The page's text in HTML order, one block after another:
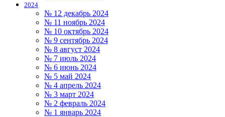
2024
№ 12 декабрь 2024
№ 11 ноябрь 2024
№ 10 октябрь 2024
№ 9 сентябрь 2024
№ 8 август 2024
№ 7 июль 2024
№ 6 июнь 2024
№ 5 май 2024
№ 4 апрель 2024
№ 3 март 2024
№ 2 февраль 2024
№ 1 январь 2024